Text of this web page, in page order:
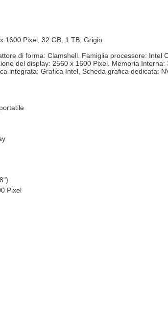
1600 Pixel, 32 GB, 1 TB, Grigio
di forma: Clamshell. Famiglia processore: Intel
del display: 2560 x 1600 Pixel. Memoria
integrata: Grafica Intel, Scheda grafica dedicata:
Pixel